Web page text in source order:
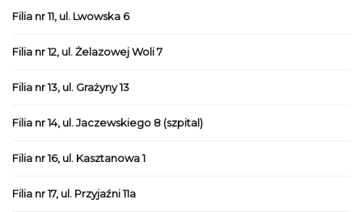
Filia nr 11, ul. Lwowska 6
Filia nr 12, ul. Żelazowej Woli 7
Filia nr 13, ul. Grażyny 13
Filia nr 14, ul. Jaczewskiego 8 (szpital)
Filia nr 16, ul. Kasztanowa 1
Filia nr 17, ul. Przyjaźni 11a